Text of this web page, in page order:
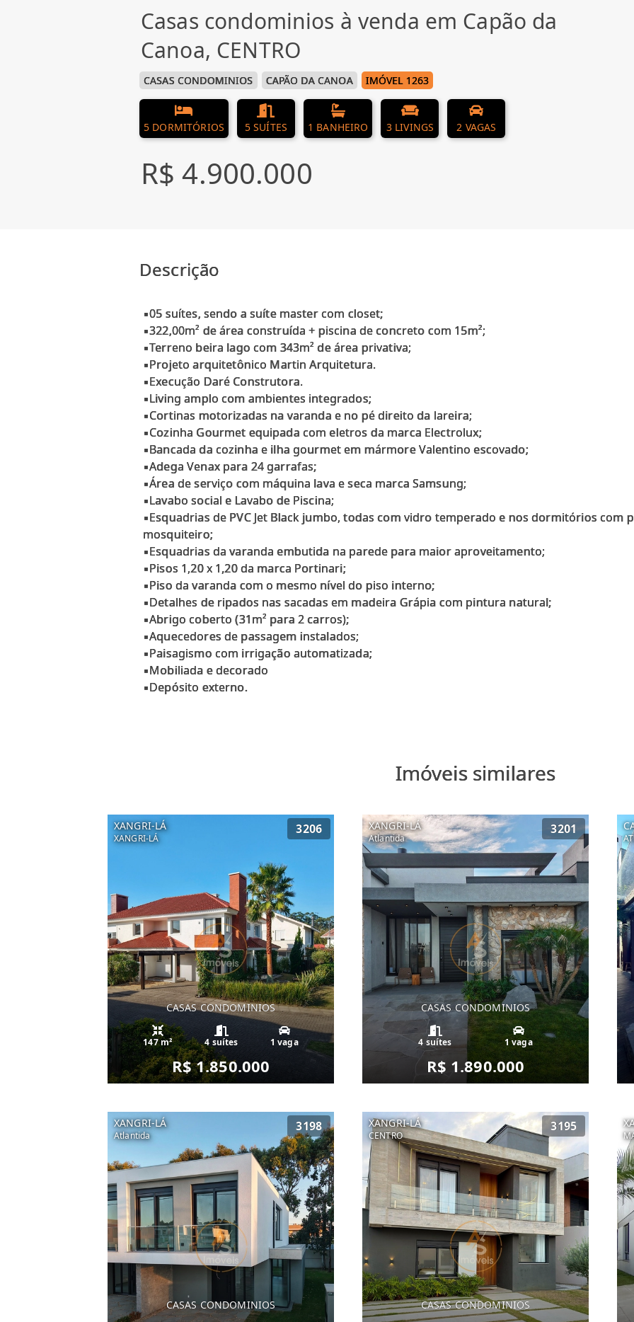
Casas condominios à venda em Capão da
Canoa, CENTRO
CASAS CONDOMINIOS CAPÃO DA CANOA IMÓVEL 1263
5 DORMITÓRIOS 5 SUÍTES 1 BANHEIRO 3 LIVINGS 2 VAGAS
R$ 4.900.000
Descrição
▪05 suítes, sendo a suíte master com closet;
▪322,00m² de área construída + piscina de concreto com 15m²;
▪Terreno beira lago com 343m² de área privativa;
▪Projeto arquitetônico Martin Arquitetura.
▪Execução Daré Construtora.
▪Living amplo com ambientes integrados;
▪Cortinas motorizadas na varanda e no pé direito da lareira;
▪Cozinha Gourmet equipada com eletros da marca Electrolux;
▪Bancada da cozinha e ilha gourmet em mármore Valentino escovado;
▪Adega Venax para 24 garrafas;
▪Área de serviço com máquina lava e seca marca Samsung;
▪Lavabo social e Lavabo de Piscina;
▪Esquadrias de PVC Jet Black jumbo, todas com vidro temperado e nos dormitórios com
mosquiteiro;
▪Esquadrias da varanda embutida na parede para maior aproveitamento;
▪Pisos 1,20 x 1,20 da marca Portinari;
▪Piso da varanda com o mesmo nível do piso interno;
▪Detalhes de ripados nas sacadas em madeira Grápia com pintura natural;
▪Abrigo coberto (31m² para 2 carros);
▪Aquecedores de passagem instalados;
▪Paisagismo com irrigação automatizada;
▪Mobiliada e decorado
▪Depósito externo.
Imóveis similares
XANGRI-LÁ
XANGRI-LÁ
3206
CASAS CONDOMINIOS
147 m² 4 suítes 1 vaga
R$ 1.850.000
XANGRI-LÁ
Atlantida
3201
CASAS CONDOMINIOS
4 suítes 1 vaga
R$ 1.890.000
XANGRI-LÁ
Atlantida
3198
CASAS CONDOMINIOS
XANGRI-LÁ
CENTRO
3195
CASAS CONDOMINIOS